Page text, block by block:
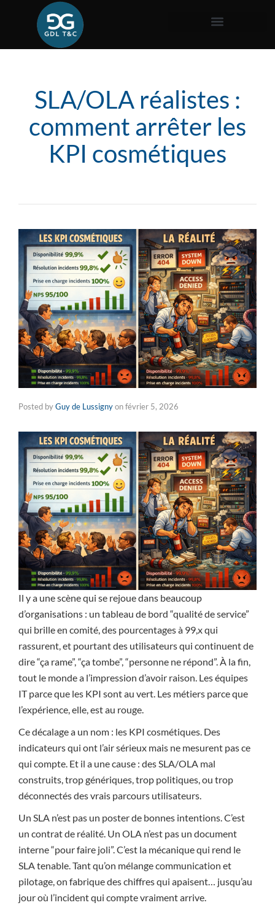
SLA/OLA réalistes :
comment arrêter les
KPI cosmétiques
Posted byGuy de Lussignyonfévrier 5, 2026
Il y a une scène qui se rejoue dans beaucoup
d’organisations : un tableau de bord “qualité de service”
qui brille en comité, des pourcentages à 99,x qui
rassurent, et pourtant des utilisateurs qui continuent de
dire “ça rame”, “ça tombe”, “personne ne répond”. À la fin,
tout le monde a l’impression d’avoir raison. Les équipes
IT parce que les KPI sont au vert. Les métiers parce que
l’expérience, elle, est au rouge.
Ce décalage a un nom : les KPI cosmétiques. Des
indicateurs qui ont l’air sérieux mais ne mesurent pas ce
qui compte. Et il a une cause : des SLA/OLA mal
construits, trop génériques, trop politiques, ou trop
déconnectés des vrais parcours utilisateurs.
Un SLA n’est pas un poster de bonnes intentions. C’est
un contrat de réalité. Un OLA n’est pas un document
interne “pour faire joli”. C’est la mécanique qui rend le
SLA tenable. Tant qu’on mélange communication et
pilotage, on fabrique des chiffres qui apaisent… jusqu’au
jour où l’incident qui compte vraiment arrive.